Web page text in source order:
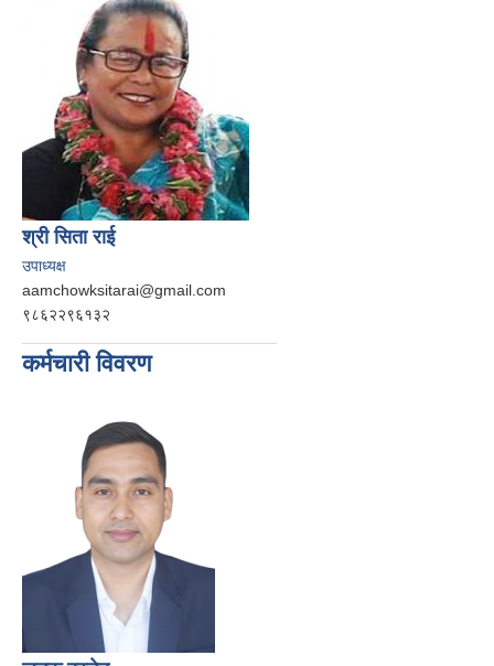
श्री सिता राई
उपाध्यक्ष
aamchowksitarai@gmail.com
९८६२२९६१३२
कर्मचारी विवरण